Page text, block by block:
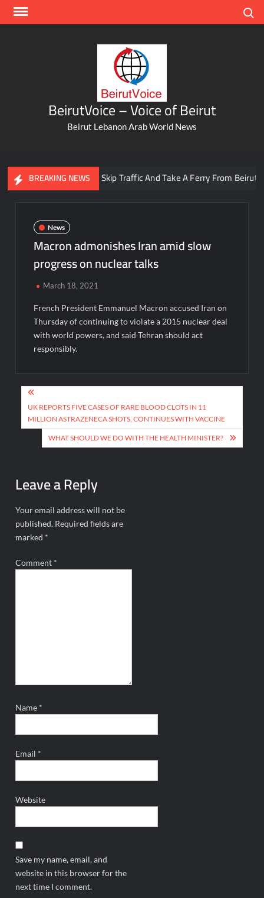
Skip
BeirutVoice – Voice of Beirut
Beirut Lebanon Arab World News
BREAKING NEWS
You Can Now Skip Traffic And Take A Ferry From Beirut To
News
Macron admonishes Iran amid slow
progress on nuclear talks
March 18, 2021
French President Emmanuel Macron accused Iran on
Thursday of continuing to violate a 2015 nuclear deal
with world powers, and said Tehran should act
responsibly.
Post
navigation
UK REPORTS FIVE CASES OF RARE BLOOD CLOTS IN 11
MILLION ASTRAZENECA SHOTS, CONTINUES WITH VACCINE
WHAT SHOULD WE DO WITH THE HEALTH MINISTER?
Leave a Reply
Your email address will not be
published. Required fields are
marked *
Comment *
Name *
Email *
Website
Save my name, email, and
website in this browser for the
next time I comment.